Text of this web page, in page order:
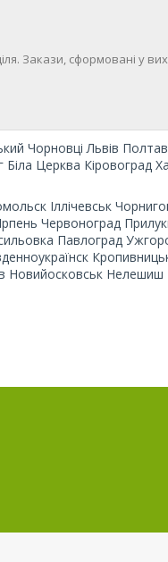
Закази, сформовані у
Чорновці Львів
Церква Кіровоград
Іллічевськ
Червоноград
Павлоград
Новийосковськ Нелешиш